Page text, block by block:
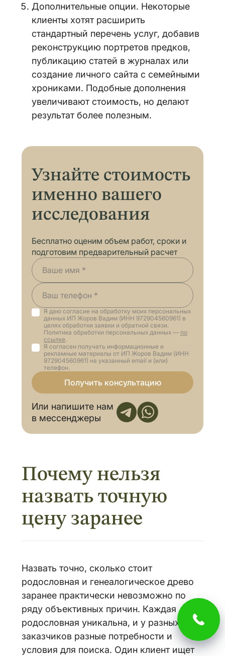
Дополнительные опции. Некоторые
клиенты хотят расширить
стандартный перечень услуг, добавив
реконструкцию портретов предков,
публикацию статей в журналах или
создание личного сайта с семейными
хрониками. Подобные дополнения
увеличивают стоимость, но делают
результат более полезным.
Узнайте стоимость
именно вашего
исследования
Бесплатно оценим объем работ, сроки и
подготовим предварительный расчет
Или напишите нам
в мессенджеры
Я даю согласие на обработку моих персональных
данных ИП Жоров Вадим (ИНН 972904560961) в
целях обработки заявки и обратной связи.
Политика обработки персональных данных — по
ссылке.
Я согласен получать информационные и
рекламные материалы от ИП Жоров Вадим (ИНН
972904560961) на указанный email и (или)
телефон.
Получить консультацию
Почему нельзя
назвать точную
цену заранее
Назвать точно, сколько стоит
родословная и генеалогическое древо
заранее практически невозможно по
ряду объективных причин. Каждая
родословная уникальна, и у разных
заказчиков разные потребности и
условия для поиска. Один клиент ищет